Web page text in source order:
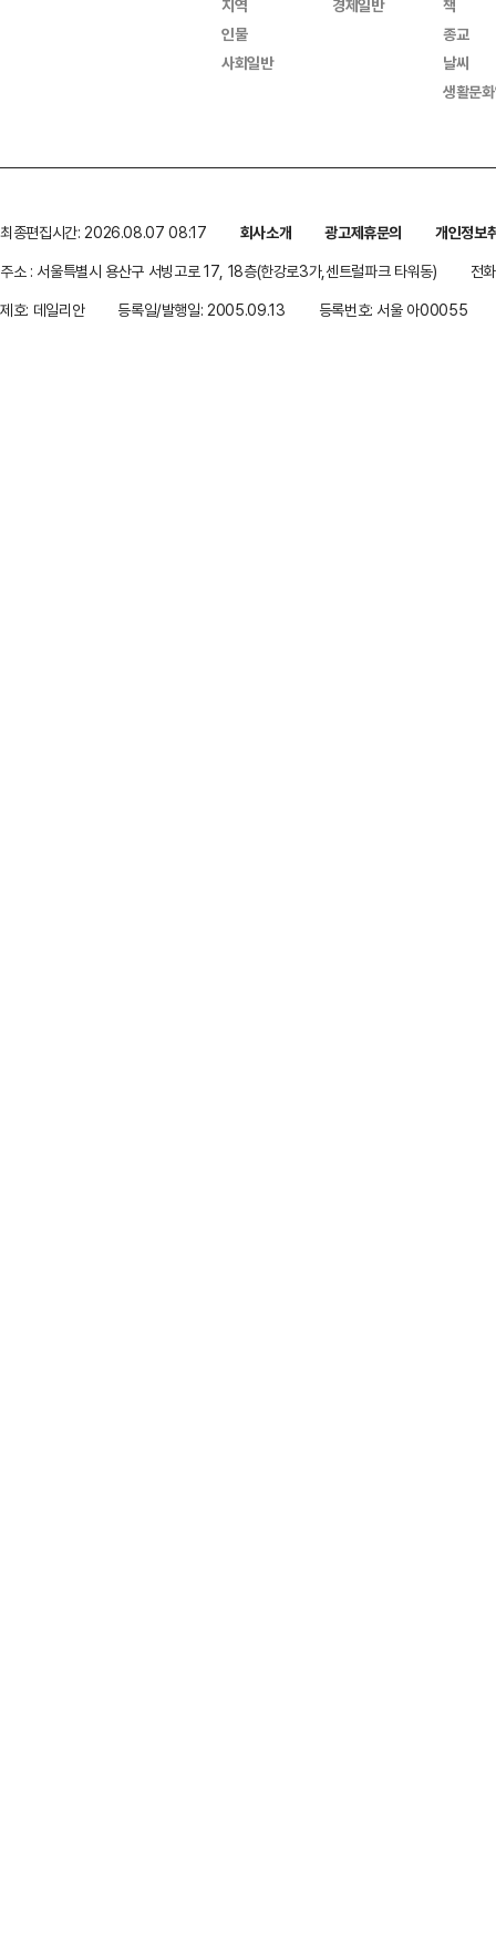
지역
인물
사회일반
경제일반
책
종교
날씨
생활문
최종편집시간: 2026.08.07 08:17 회사소개 광고제휴문의
개인정보
주소 : 서울특별시 용산구 서빙고로 17, 18층(한강로3가,센트럴파크 타워동)
전
제호: 데일리안
등록일/발행일: 2005.09.13 등록번호: 서울 아00055